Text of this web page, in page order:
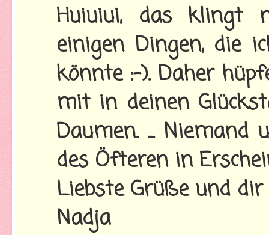
Huiuiui, das klingt
einigen Dingen, die
könnte :-). Daher
mit in deinen
Daumen. ...
des Öfteren in
Liebste Grüße und
Nadja